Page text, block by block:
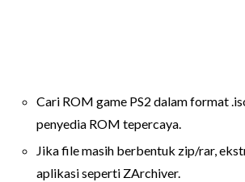
Cari ROM game PS2 dalam format
penyedia ROM tepercaya.
Jika file masih berbentuk zip/rar,
aplikasi seperti ZArchiver.